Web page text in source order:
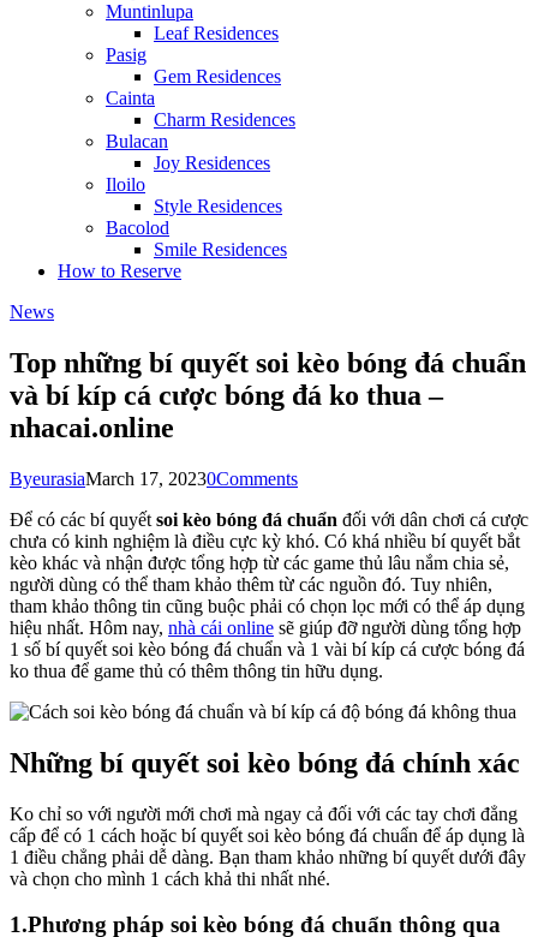
Muntinlupa
Leaf Residences
Pasig
Gem Residences
Cainta
Charm Residences
Bulacan
Joy Residences
Iloilo
Style Residences
Bacolod
Smile Residences
How to Reserve
News
Top những bí quyết soi kèo bóng đá chuẩn
và bí kíp cá cược bóng đá ko thua –
nhacai.online
ByeurasiaMarch 17, 20230Comments
Để có các bí quyết soi kèo bóng đá chuẩn đối với dân chơi cá cược
chưa có kinh nghiệm là điều cực kỳ khó. Có khá nhiều bí quyết bắt
kèo khác và nhận được tổng hợp từ các game thủ lâu nắm chia sẻ,
người dùng có thể tham khảo thêm từ các nguồn đó. Tuy nhiên,
tham khảo thông tin cũng buộc phải có chọn lọc mới có thể áp dụng
hiệu nhất. Hôm nay, nhà cái online sẽ giúp đỡ người dùng tổng hợp
1 số bí quyết soi kèo bóng đá chuẩn và 1 vài bí kíp cá cược bóng đá
ko thua để game thủ có thêm thông tin hữu dụng.
Những bí quyết soi kèo bóng đá chính xác
Ko chỉ so với người mới chơi mà ngay cả đối với các tay chơi đẳng
cấp để có 1 cách hoặc bí quyết soi kèo bóng đá chuẩn để áp dụng là
1 điều chẳng phải dễ dàng. Bạn tham khảo những bí quyết dưới đây
và chọn cho mình 1 cách khả thi nhất nhé.
1.Phương pháp soi kèo bóng đá chuẩn thông qua